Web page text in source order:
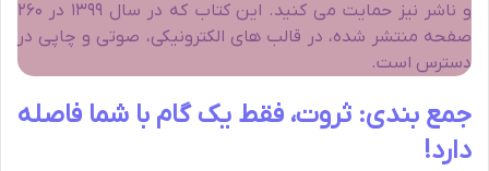
و ناشر نیز حمایت می کنید. این کتاب که در سال ۱۳۹۹ در ۲۶۰
صفحه منتشر شده، در قالب های الکترونیکی، صوتی و چاپی در
دسترس است.
جمع بندی: ثروت، فقط یک گام با شما فاصله
دارد!